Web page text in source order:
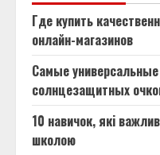
Где купить
онлайн-магазинов
Самые
солнцезащитных
10 навичок, які
школою